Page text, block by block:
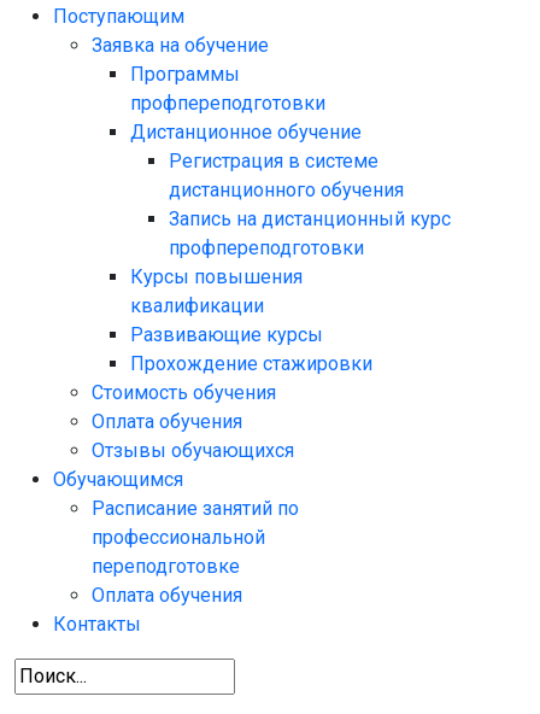
Поступающим
Заявка на обучение
Программы
профпереподготовки
Дистанционное обучение
Регистрация в системе
дистанционного обучения
Запись на дистанционный курс
профпереподготовки
Курсы повышения
квалификации
Развивающие курсы
Прохождение стажировки
Стоимость обучения
Оплата обучения
Отзывы обучающихся
Обучающимся
Расписание занятий по
профессиональной
переподготовке
Оплата обучения
Контакты